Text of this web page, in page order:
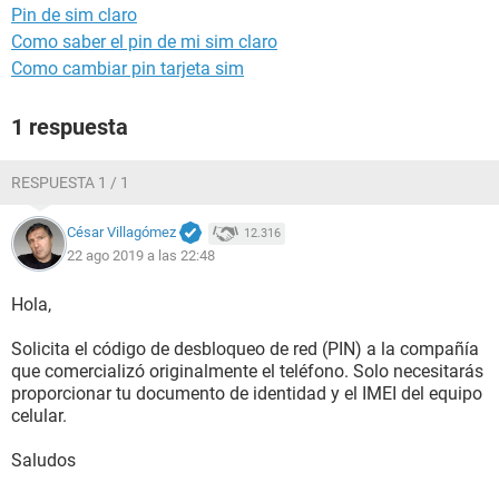
Pin de sim claro
Como saber el pin de mi sim claro
Como cambiar pin tarjeta sim
1 respuesta
RESPUESTA 1 / 1
César Villagómez 12.316
22 ago 2019 a las 22:48
Hola,
Solicita el código de desbloqueo de red (PIN) a la compañía
que comercializó originalmente el teléfono. Solo necesitarás
proporcionar tu documento de identidad y el IMEI del equipo
celular.
Saludos